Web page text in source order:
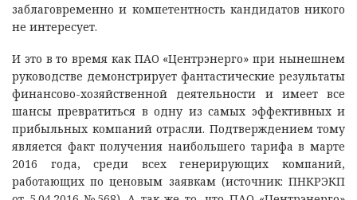
заблаговременно и компетентность кандидатов никого
не интересует.
И это в то время как ПАО «Центрэнерго» при нынешнем
руководстве демонстрирует фантастические результаты
финансово-хозяйственной деятельности и имеет все
шансы превратиться в одну из самых эффективных и
прибыльных компаний отрасли. Подтверждением тому
является факт получения наибольшего тарифа в марте
2016 года, среди всех генерирующих компаний,
работающих по ценовым заявкам (источник: ПНКРЭКП